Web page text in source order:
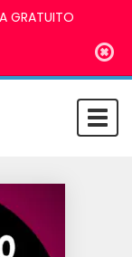
GRATUITO